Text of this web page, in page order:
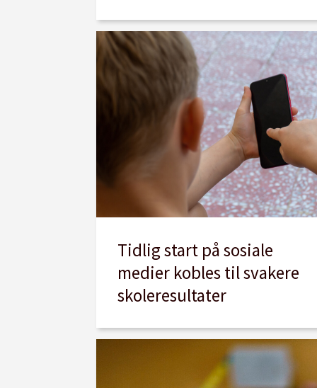
Tidlig start på sosiale
medier kobles til svakere
skoleresultater